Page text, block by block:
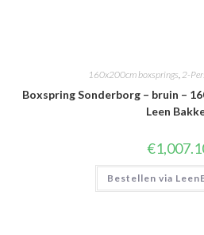
160x200cm boxsprings,2-
Boxspring Sonderborg – bruin –
Leen
€
Bestellen via